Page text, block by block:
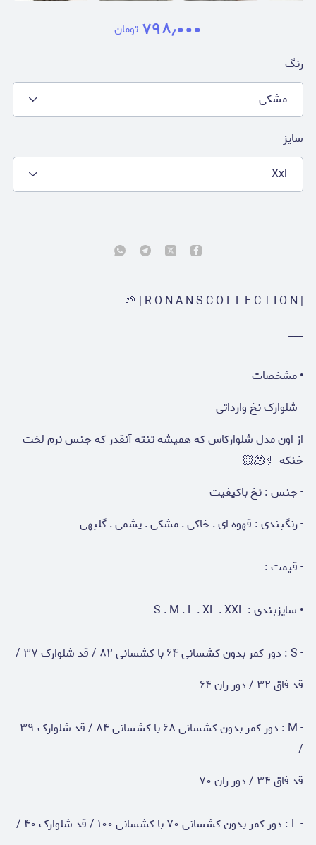
۷۹۸٫۰۰۰ تومان
رنگ
مشکی
سایز
Xxl
| R O N A N S C O L L E C T I O N | 🌱
___
• مشخصات
- شلوارک نخ وارداتی
از اون مدل شلوارکاس که همیشه تنته آنقدر که جنس نرم لخت
خنکه 🫠🤌🏻
- جنس : نخ باکیفیت
- رنگبندی : قهوه ای . خاکی . مشکی . یشمی . گلبهی
- قیمت :
• سایزبندی : S . M . L . XL . XXL
- S : دور کمر بدون کشسانی ۶۴ با کشسانی ۸۲ / قد شلوارک ۳۷ /
قد فاق ۳۲ / دور ران ۶۴
- M : دور کمر بدون کشسانی ۶۸ با کشسانی ۸۴ / قد شلوارک ۳۹
/
قد فاق ۳۴ / دور ران ۷۰
- L : دور کمر بدون کشسانی ۷۰ با کشسانی ۱۰۰ / قد شلوارک ۴۰ /